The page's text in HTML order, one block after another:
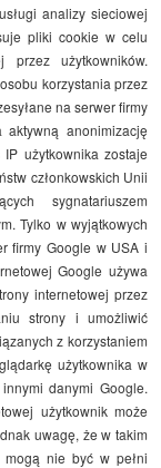
analizy sieciowej
pliki cookie w celu
użytkowników.
korzystania przez
na serwer firmy
anonimizację
użytkownika zostaje
członkowskich Unii
sygnatariuszem
Tylko w wyjątkowych
firmy Google w USA i
Google używa
internetowej przez
strony i umożliwić
z korzystaniem
użytkownika w
danymi Google.
użytkownik może
uwagę, że w takim
nie być w pełni